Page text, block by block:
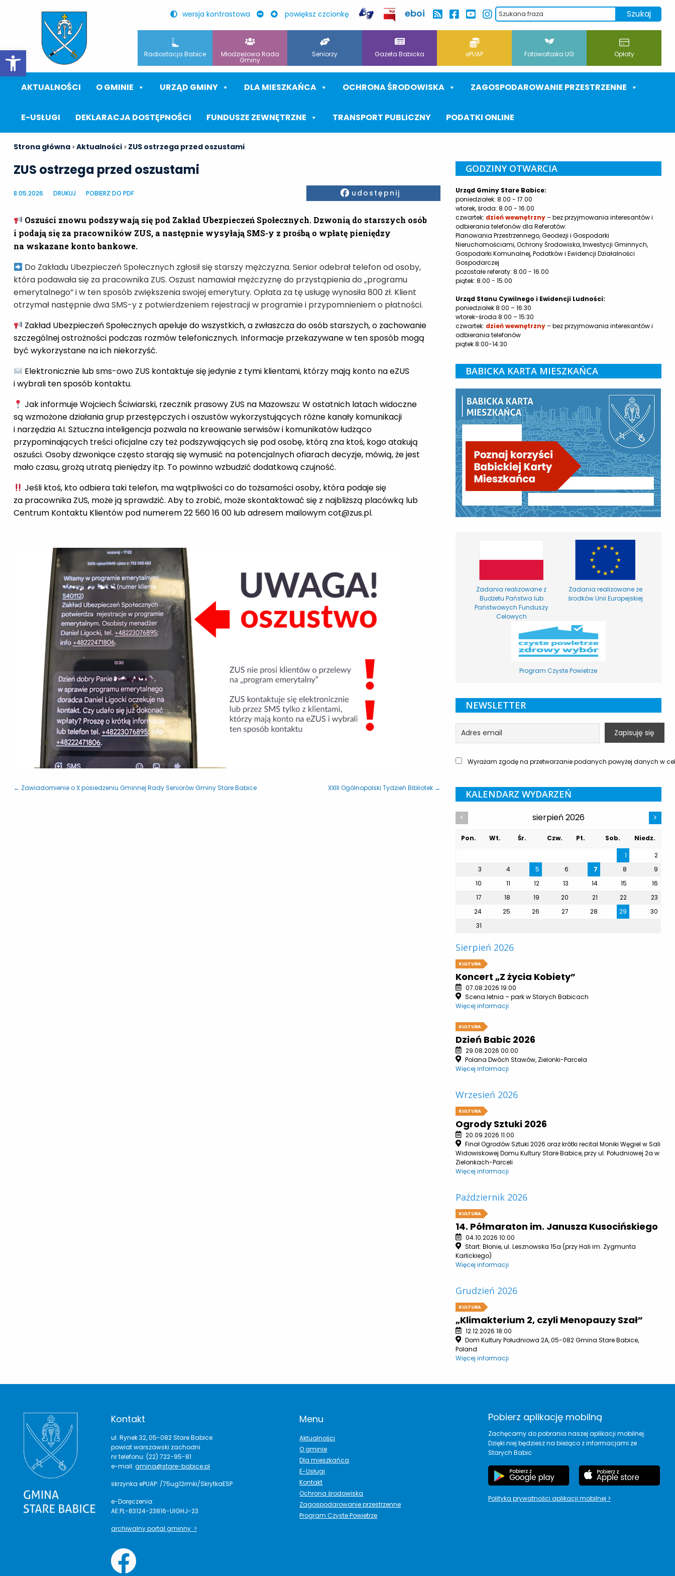
Otwórz pasek narzędzi
wersja kontrastowa powiększ czcionkę eboi
Radiostacja Babice Młodzieżowa Rada
Gminy
Seniorzy Gazeta Babicka ePUAP Fotowoltaika UG Opłaty
AKTUALNOŚCI O GMINIE URZĄD GMINY DLA MIESZKAŃCA OCHRONA ŚRODOWISKA ZAGOSPODAROWANIE PRZESTRZENNE
E-USŁUGI DEKLARACJA DOSTĘPNOŚCI FUNDUSZE ZEWNĘTRZNE TRANSPORT PUBLICZNY PODATKI ONLINE
Strona główna >Aktualności > ZUS ostrzega przed oszustami
ZUS ostrzega przed oszustami
8.05.2026 DRUKUJ POBIERZ DO PDF Facebook
udostępnij
Oszuści znowu podszywają się pod Zakład Ubezpieczeń Społecznych. Dzwonią do starszych osób
i podają się za pracowników ZUS, a następnie wysyłają SMS-y z prośbą o wpłatę pieniędzy
na wskazane konto bankowe.
Do Zakładu Ubezpieczeń Społecznych zgłosił się starszy mężczyzna. Senior odebrał telefon od osoby,
która podawała się za pracownika ZUS. Oszust namawiał mężczyznę do przystąpienia do „programu
emerytalnego” i w ten sposób zwiększenia swojej emerytury. Opłata za tę usługę wynosiła 800 zł. Klient
otrzymał następnie dwa SMS-y z potwierdzeniem rejestracji w programie i przypomnieniem o płatności.
Zakład Ubezpieczeń Społecznych apeluje do wszystkich, a zwłaszcza do osób starszych, o zachowanie
szczególnej ostrożności podczas rozmów telefonicznych. Informacje przekazywane w ten sposób mogą
być wykorzystane na ich niekorzyść.
Elektronicznie lub sms-owo ZUS kontaktuje się jedynie z tymi klientami, którzy mają konto na eZUS
i wybrali ten sposób kontaktu.
Jak informuje Wojciech Ściwiarski, rzecznik prasowy ZUS na Mazowszu: W ostatnich latach widoczne
są wzmożone działania grup przestępczych i oszustów wykorzystujących różne kanały komunikacji
i narzędzia AI. Sztuczna inteligencja pozwala na kreowanie serwisów i komunikatów łudząco
przypominających treści oficjalne czy też podszywających się pod osobę, którą zna ktoś, kogo atakują
oszuści. Osoby dzwoniące często starają się wymusić na potencjalnych ofiarach decyzje, mówią, że jest
mało czasu, grożą utratą pieniędzy itp. To powinno wzbudzić dodatkową czujność.
Jeśli ktoś, kto odbiera taki telefon, ma wątpliwości co do tożsamości osoby, która podaje się
za pracownika ZUS, może ją sprawdzić. Aby to zrobić, może skontaktować się z najbliższą placówką lub
Centrum Kontaktu Klientów pod numerem 22 560 16 00 lub adresem mailowym cot@zus.pl.
← Zawiadomienie o X posiedzeniu Gminnej Rady Seniorów Gminy Stare Babice XXIII Ogólnopolski Tydzień Bibliotek →
GODZINY OTWARCIA
Urząd Gminy Stare Babice:
poniedziałek: 8.00 - 17.00
wtorek, środa: 8.00 - 16.00
czwartek: dzień wewnętrzny– bez przyjmowania interesantów i
odbierania telefonów dla Referatów:
Planowania Przestrzennego, Geodezji i Gospodarki
Nieruchomościami, Ochrony Środowiska, Inwestycji Gminnych,
Gospodarki Komunalnej, Podatków i Ewidencji Działalności
Gospodarczej
pozostałe referaty: 8.00 - 16.00
piątek: 8.00 - 15.00
Urząd Stanu Cywilnego i Ewidencji Ludności:
poniedziałek 8:00 – 16:30
wtorek-środa 8:00 – 15:30
czwartek: dzień wewnętrzny– bez przyjmowania interesantów i
odbierania telefonów
piątek 8:00-14:30
BABICKA KARTA MIESZKAŃCA
Zadania realizowane z
Budżetu Państwa lub
Państwowych Funduszy
Celowych
Zadania realizowane ze
środków Unii Europejskiej
Program Czyste Powietrze
NEWSLETTER
Wyrażam zgodę na przetwarzanie podanych powyżej danych w
KALENDARZ WYDARZEŃ
< sierpień 2026 >
Pon. Wt. Śr. Czw. Pt. Sob.
Niedz.
1
2
3
4 5 6 7 8
9
10
11 12 13 14 15
16
17
18 19 20 21 22
23
24
25 26 27 28 29
30
31
Sierpień 2026
KULTURA
Koncert „Z życia Kobiety”
07.08.2026 19:00
Scena letnia – park w Starych Babicach
Więcej informacji
KULTURA
Dzień Babic 2026
29.08.2026 00:00
Polana Dwóch Stawów, Zielonki-Parcela
Więcej informacji
Wrzesień 2026
KULTURA
Ogrody Sztuki 2026
20.09.2026 11:00
Finał Ogrodów Sztuki 2026 oraz krótki recital Moniki Węgiel w Sali
Widowiskowej Domu Kultury Stare Babice, przy ul. Południowej 2a w
Zielonkach-Parceli
Więcej informacji
Październik 2026
KULTURA
14. Półmaraton im. Janusza Kusocińskiego
04.10.2026 10:00
Start: Błonie, ul. Lesznowska 15a (przy Hali im. Zygmunta
Karlickiego)
Więcej informacji
Grudzień 2026
KULTURA
„Klimakterium 2, czyli Menopauzy Szał”
12.12.2026 18:00
Dom Kultury Południowa 2A, 05-082 Gmina Stare Babice,
Poland
Więcej informacji
Kontakt
ul. Rynek 32, 05-082 Stare Babice
powiat warszawski zachodni
nr telefonu: (22) 722-95-81
e-mail:gmina@stare-babice.pl
skrzynka ePUAP: /75ug12rmki/SkrytkaESP
e-Doręczenia:
AE:PL-83124-23816-UIGHJ-23
archiwalny portal gminny >
Menu
Aktualności
O gminie
Dla mieszkańca
E-Usługi
Kontakt
Ochrona środowiska
Zagospodarowanie przestrzenne
Program Czyste Powietrze
Pobierz aplikację mobilną
Zachęcamy do pobrania naszej aplikacji mobilnej.
Dzięki niej będziesz na bieżąco z informacjami ze
Starych Babic
Polityka prywatności aplikacji mobilnej >